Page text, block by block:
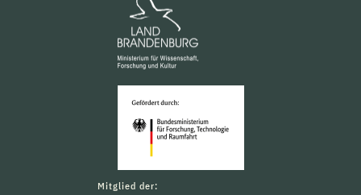
Mitglied der: